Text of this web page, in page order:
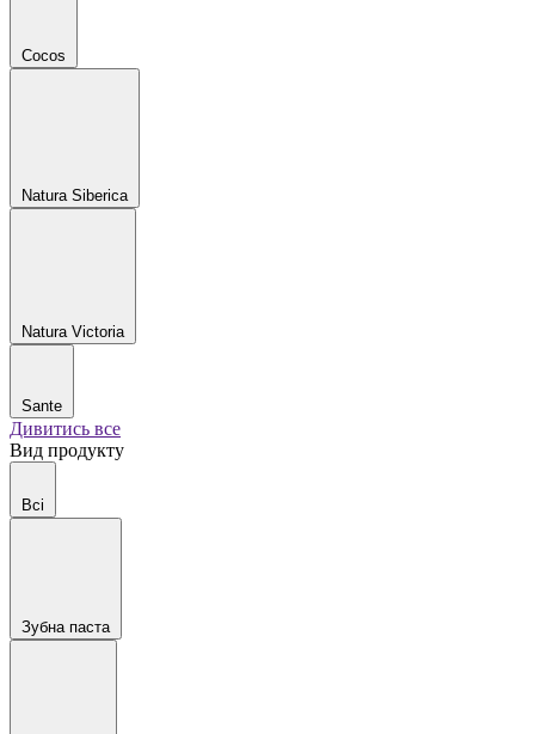
Cocos
Natura Siberica
Natura Victoria
Sante
Дивитись все
Вид продукту
Всі
Зубна паста